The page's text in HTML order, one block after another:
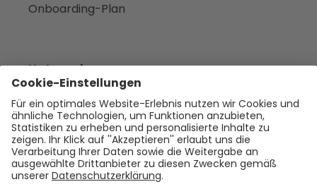
Onboarding-Plan
Unternehmen
Empfehlen
Über uns
Presse
Karriere